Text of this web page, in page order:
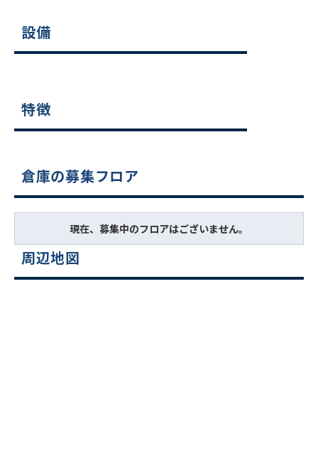
設備
特徴
倉庫の募集フロア
現在、募集中のフロアはございません。
周辺地図